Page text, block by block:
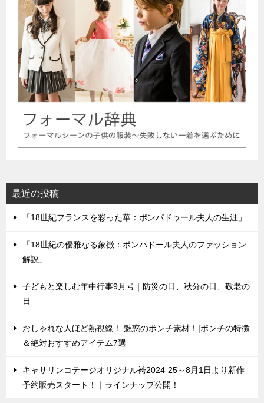
最近の投稿
「18世紀フランスを彩った華：ポンパドゥール夫人の生涯」
「18世紀の優雅なる象徴：ポンパドール夫人のファッション
解説」
子どもと楽しむ年中行事9月号｜防災の日、秋分の日、敬老の
日
おしゃれな人ほど熱視線！ 魅惑のポンチ素材！|ポンチの特徴
＆絶対おすすめアイテム7選
キャサリンコテージオリジナル袴2024-25～8月1日より新作
予約販売スタート！｜ラインナップ公開！